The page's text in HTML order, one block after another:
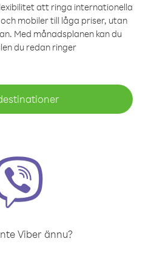
att ringa internationella
mobiler till låga priser, utan
Med månadsplanen kan du
du redan ringer
Viber ännu?